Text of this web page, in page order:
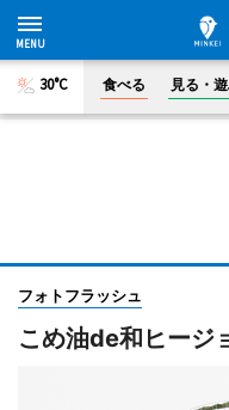
30°C 食べる 見る・
フォトフラッシュ
こめ油de和ヒージ